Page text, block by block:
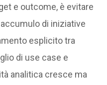
e outcome, è evitare
di iniziative
esplicito tra
di use case e
analitica cresce ma